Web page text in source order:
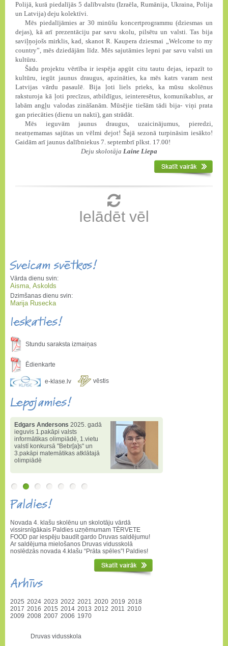
Polijā, kurā piedalījās 5 dalībvalstu (Izraēla, Rumānija, Ukraina, Polija
un Latvija) deju kolektīvi.
Mēs piedalījāmies ar 30 minūšu koncertprogrammu (dziesmas un
dejas), kā arī prezentāciju par savu skolu, pilsētu un valsti. Tas bija
saviļņojošs mirklis, kad, skanot R. Kaupera dziesmai „Welcome to my
country”, mēs dziedājām līdz. Mēs sajutāmies lepni par savu valsti un
kultūru.
Šādu projektu vērtība ir iespēja apgūt citu tautu dejas, iepazīt to
kultūru, iegūt jaunus draugus, apzināties, ka mēs katrs varam nest
Latvijas vārdu pasaulē. Bija ļoti liels prieks, ka mūsu skolēnus
raksturoja kā ļoti precīzus, atbildīgus, ieinteresētus, komunikablus, ar
labām angļu valodas zināšanām. Mūsējie tiešām tādi bija- viņi prata
gan priecāties (dienu un nakti), gan strādāt.
Mēs ieguvām jaunus draugus, uzaicinājumus, pieredzi,
neatņemamas sajūtas un vēlmi dejot! Šajā sezonā turpināsim iesākto!
Gaidām arī jaunus dalībniekus 7. septembrī plkst. 17.00!
Deju skolotāja Laine Liepa
Ielādēt vēl
Sveicam svētkos!
Vārda dienu svin:
Aisma, Askolds
Dzimšanas dienu svin:
Marija Rusecka
Ieskaties!
Stundu saraksta izmaiņas
Ēdienkarte
e-klase.lv vēstis
Lepojamies!
Edgars Andersons 2025. gadā
ieguvis 1.pakāpi valsts
informātikas olimpiādē, 1.vietu
valstī konkursā "Bebr[a]s" un
3.pakāpi matemātikas atklātajā
olimpiādē
Paldies!
Novada 4. klašu skolēnu un skolotāju vārdā
vissirsnīgākais Paldies uzņēmumam TĒRVETE
FOOD par iespēju baudīt gardo Druvas saldējumu!
Ar saldējuma mielošanos Druvas vidusskolā
noslēdzās novada 4.klašu “Prāta spēles”! Paldies!
Arhīvs
2025 2024 2023 2022 2021 2020 2019 2018
2017 2016 2015 2014 2013 2012 2011 2010
2009 2008 2007 2006 1970
Druvas vidusskola